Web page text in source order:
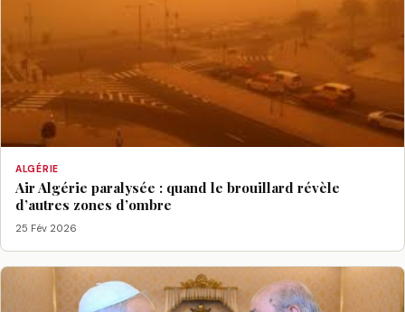
ALGÉRIE
Air Algérie paralysée : quand le brouillard révèle
d’autres zones d’ombre
25 Fév 2026